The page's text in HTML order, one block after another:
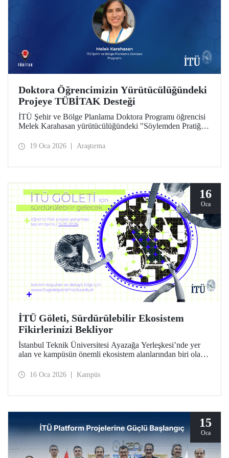
Doktora Öğrencimizin Yürütücülüğündeki
Projeye TÜBİTAK Desteği
İTÜ Şehir ve Bölge Planlama Doktora Programı öğrencisi
Melek Karahasan yürütücülüğündeki "Söylemden Pratiğe:
Önceliklerinin Mekansal ve İstatistiksel Analizi" başlıklı
19 Oca 2026 Araştırma
16
Oca
İTÜ Göleti, Sürdürülebilir Ekosistem
Fikirlerinizi Bekliyor
İstanbul Teknik Üniversitesi Ayazağa Yerleşkesi’nde yer
alan ve kampüsün önemli ekosistem alanlarından biri olan
geliştirilmesini amaçlayan “İTÜ Göleti İçin Sürdürülebilir
16 Oca 2026 Kampüs
15
Oca